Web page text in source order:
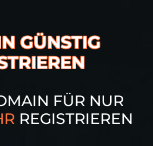
GÜNSTIG
FÜR NUR
REGISTRIEREN